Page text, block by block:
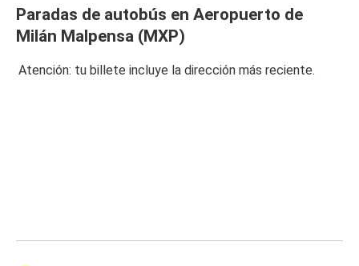
Paradas de autobús en Aeropuerto de
Milán Malpensa (MXP)
Atención: tu billete incluye la dirección más reciente.